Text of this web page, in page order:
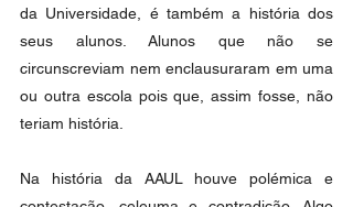
da Universidade, é também a história dos
seus alunos. Alunos que não se
circunscreviam nem enclausuraram em uma
ou outra escola pois que, assim fosse, não
teriam história.
Na história da AAUL houve polémica e